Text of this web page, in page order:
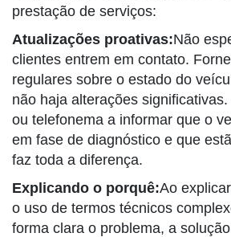
prestação de serviços:
Atualizações proativas:Não
clientes entrem em contato.
regulares sobre o estado do
não haja alterações
ou telefonema a informar que o
em fase de diagnóstico e que
faz toda a diferença.
Explicando o porquê:Ao
o uso de termos técnicos
forma clara o problema, a